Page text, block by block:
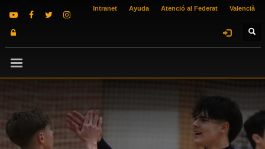
Intranet Ayuda Atenció al Federat Valencià